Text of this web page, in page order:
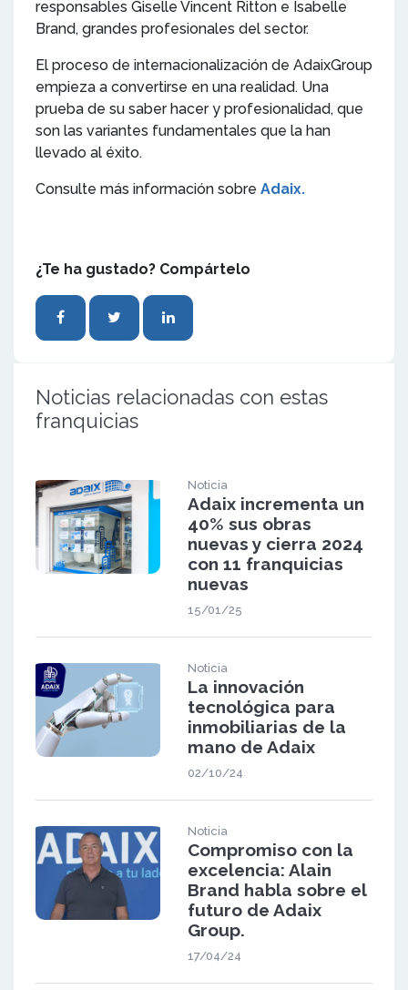
responsables Giselle Vincent Ritton e Isabelle
Brand, grandes profesionales del sector.
El proceso de internacionalización de AdaixGroup
empieza a convertirse en una realidad. Una
prueba de su saber hacer y profesionalidad, que
son las variantes fundamentales que la han
llevado al éxito.
Consulte más información sobre Adaix.
¿Te ha gustado? Compártelo
Noticias relacionadas con estas
franquicias
Noticia
Adaix incrementa un
40% sus obras
nuevas y cierra 2024
con 11 franquicias
nuevas
15/01/25
Noticia
La innovación
tecnológica para
inmobiliarias de la
mano de Adaix
02/10/24
Noticia
Compromiso con la
excelencia: Alain
Brand habla sobre el
futuro de Adaix
Group.
17/04/24